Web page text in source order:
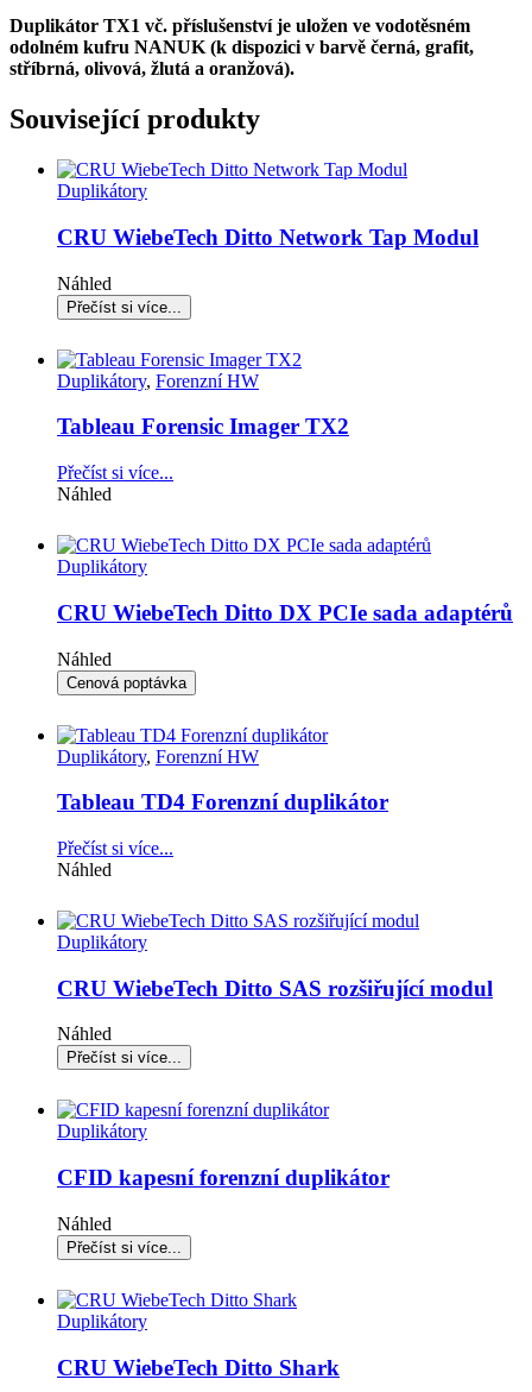
Duplikátor TX1 vč. příslušenství je uložen ve vodotěsném
odolném kufru NANUK (k dispozici v barvě černá, grafit,
stříbrná, olivová, žlutá a oranžová).
Související produkty
Duplikátory
CRU WiebeTech Ditto Network Tap Modul
Náhled
Duplikátory, Forenzní HW
Tableau Forensic Imager TX2
Přečíst si více...
Náhled
Duplikátory
CRU WiebeTech Ditto DX PCIe sada adaptérů
Náhled
Duplikátory, Forenzní HW
Tableau TD4 Forenzní duplikátor
Přečíst si více...
Náhled
Duplikátory
CRU WiebeTech Ditto SAS rozšiřující modul
Náhled
Duplikátory
CFID kapesní forenzní duplikátor
Náhled
Duplikátory
CRU WiebeTech Ditto Shark